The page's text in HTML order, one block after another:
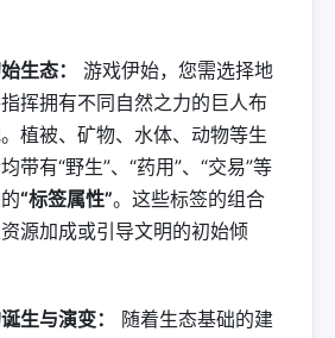
生态：
游戏伊始，您需选择地
挥拥有不同自然之力的巨人布
植被、矿物、水体、动物等生
带有“野生”、“药用”、“交易”等
“标签属性”。这些标签的组合
源加成或引导文明的初始倾
生与演变： 随着生态基础的建